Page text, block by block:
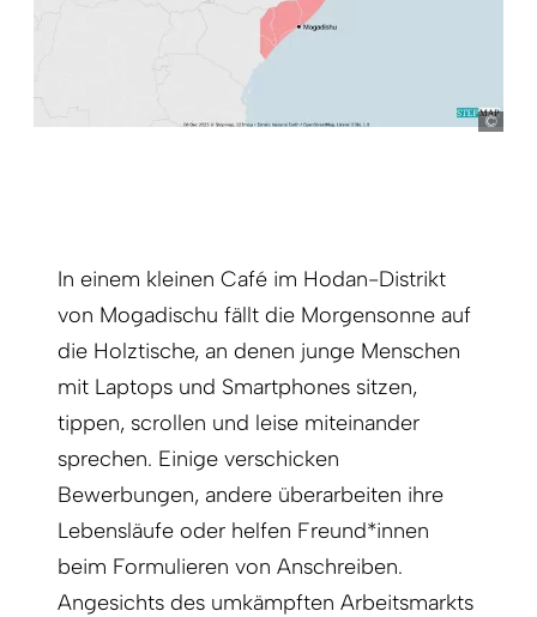
In einem kleinen Café im Hodan-Distrikt
von Mogadischu fällt die Morgensonne auf
die Holztische, an denen junge Menschen
mit Laptops und Smartphones sitzen,
tippen, scrollen und leise miteinander
sprechen. Einige verschicken
Bewerbungen, andere überarbeiten ihre
Lebensläufe oder helfen Freund*innen
beim Formulieren von Anschreiben.
Angesichts des umkämpften Arbeitsmarkts